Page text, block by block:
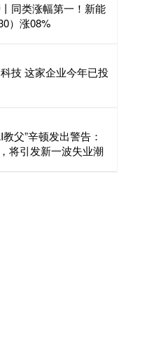
同类涨幅第一！新能
）涨08%
技 这家企业今年已投
父”辛顿发出警告：
将引发新一波失业潮